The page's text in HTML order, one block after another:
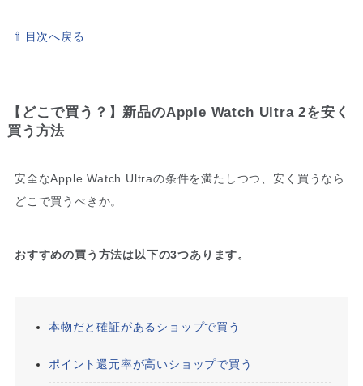
⇧ 目次へ戻る
【どこで買う？】新品のApple Watch Ultra 2を安く
買う方法
安全なApple Watch Ultraの条件を満たしつつ、安く買うなら
どこで買うべきか。
おすすめの買う方法は以下の3つあります。
本物だと確証があるショップで買う
ポイント還元率が高いショップで買う